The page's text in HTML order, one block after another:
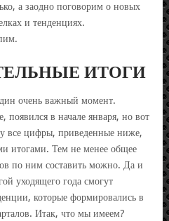
а заодно поговорим о новых
и тенденциях.
ИТОГИ
очень важный момент.
появился в начале января, но вот
все цифры, приведенные ниже,
итогами. Тем не менее общее
по ним составить можно. Да и
уходящего года смогут
которые формировались в
Итак, что мы имеем?